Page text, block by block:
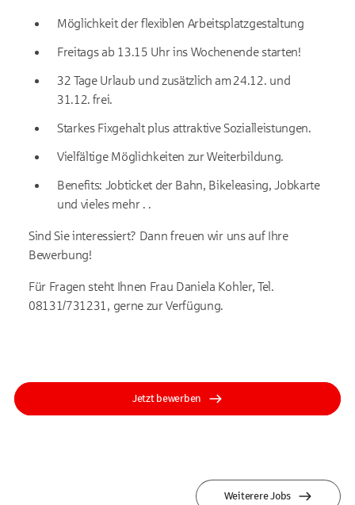
Möglichkeit der flexiblen Arbeitsplatzgestaltung
Freitags ab 13.15 Uhr ins Wochenende starten!
32 Tage Urlaub und zusätzlich am 24.12. und
31.12. frei.
Starkes Fixgehalt plus attraktive Sozialleistungen.
Vielfältige Möglichkeiten zur Weiterbildung.
Benefits: Jobticket der Bahn, Bikeleasing, Jobkarte
und vieles mehr . .
Sind Sie interessiert? Dann freuen wir uns auf Ihre
Bewerbung!
Für Fragen steht Ihnen Frau Daniela Kohler, Tel.
08131/731231, gerne zur Verfügung.
Jetzt bewerben
Weiterere Jobs